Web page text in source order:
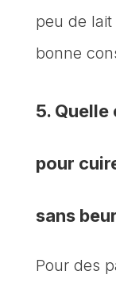
peu de lait
bonne
5. Quelle
pour
sans
Pour des